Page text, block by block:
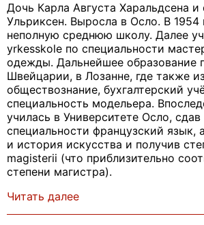
Дочь Карла Августа Харальдсена
Ульриксен. Выросла в Осло. В 1954
неполную среднюю школу. Далее
yrkesskole по специальности
одежды. Дальнейшее образование
Швейцарии, в Лозанне, где также
обществознание, бухгалтерский
специальность модельера.
училась в Университете Осло,
специальности французский язык,
и история искусства и получив
magisterii (что приблизительно
степени магистра).
Читать далее